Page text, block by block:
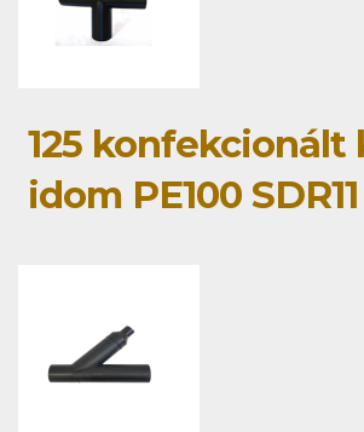
125 konfekcionált
idom PE100